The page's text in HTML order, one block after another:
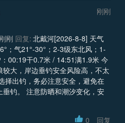
刚刚
刚刚 回复: 北戴河[2026-8-8] 天气
；气21°-30°；2-3级东北风；1-
00:19干0.7米 / 14:51满1.9米 今
较大，岸边垂钓安全风险高，不太
择出钓，务必注意安全，避免在
垂钓。 注意防晒和潮汐变化，安
0 回复